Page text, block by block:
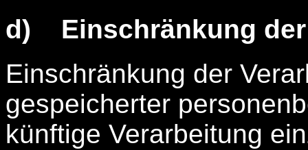
d) Einschränkung der
Einschränkung der
gespeicherter
künftige Verarbeitung